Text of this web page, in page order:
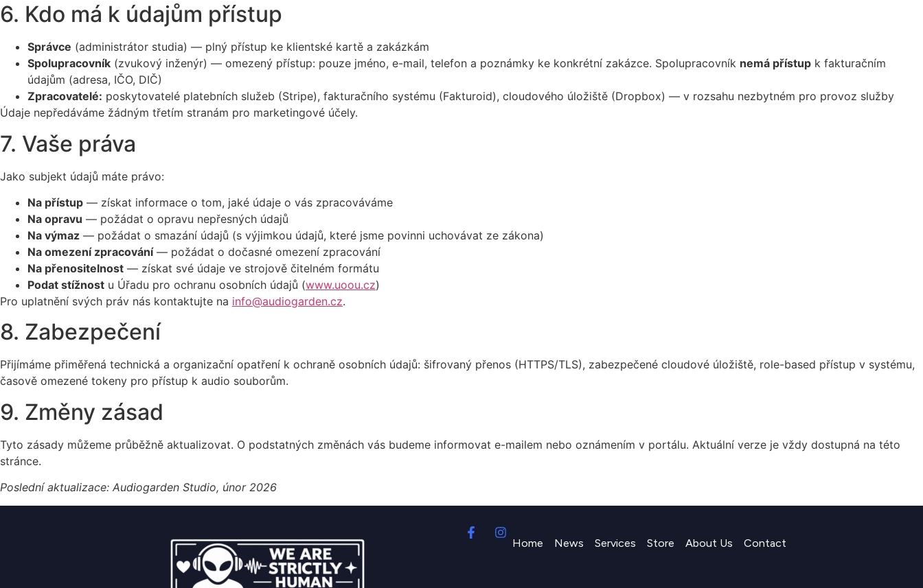
6. Kdo má k údajům přístup
Správce (administrátor studia) — plný přístup ke klientské kartě a zakázkám
Spolupracovník (zvukový inženýr) — omezený přístup: pouze jméno, e-mail, telefon a poznámky ke konkrétní zakázce. Spolupracovník nemá přístup k fakturačním
údajům (adresa, IČO, DIČ)
Zpracovatelé: poskytovatelé platebních služeb (Stripe), fakturačního systému (Fakturoid), cloudového úložiště (Dropbox) — v rozsahu nezbytném pro provoz služby
Údaje nepředáváme žádným třetím stranám pro marketingové účely.
7. Vaše práva
Jako subjekt údajů máte právo:
Na přístup — získat informace o tom, jaké údaje o vás zpracováváme
Na opravu — požádat o opravu nepřesných údajů
Na výmaz — požádat o smazání údajů (s výjimkou údajů, které jsme povinni uchovávat ze zákona)
Na omezení zpracování— požádat o dočasné omezení zpracování
Na přenositelnost — získat své údaje ve strojově čitelném formátu
Podat stížnost u Úřadu pro ochranu osobních údajů (www.uoou.cz)
Pro uplatnění svých práv nás kontaktujte na info@audiogarden.cz.
8. Zabezpečení
Přijímáme přiměřená technická a organizační opatření k ochraně osobních údajů: šifrovaný přenos (HTTPS/TLS), zabezpečené cloudové úložiště, role-based přístup v systému,
časově omezené tokeny pro přístup k audio souborům.
9. Změny zásad
Tyto zásady můžeme průběžně aktualizovat. O podstatných změnách vás budeme informovat e-mailem nebo oznámením v portálu. Aktuální verze je vždy dostupná na této
stránce.
Poslední aktualizace: Audiogarden Studio, únor 2026
Home News Services Store About Us Contact